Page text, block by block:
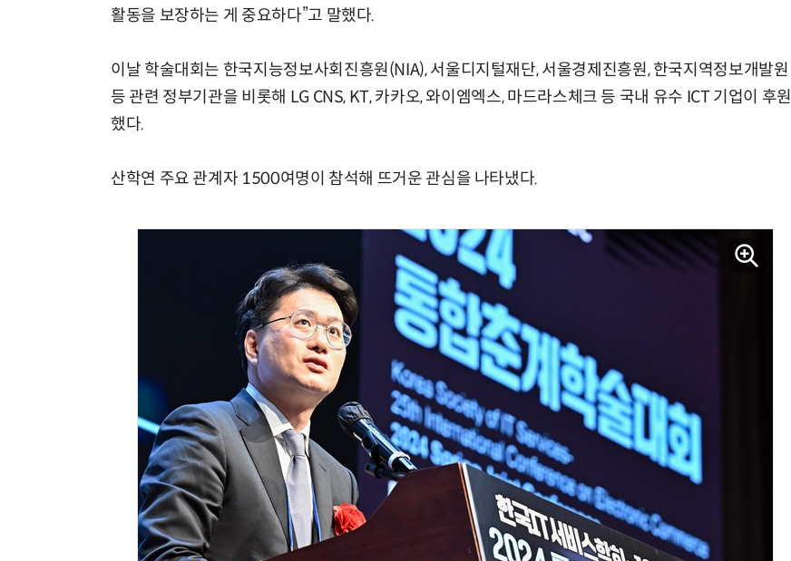
활동을 보장하는 게 중요하다”고 말했다.
이날 학술대회는 한국지능정보사회진흥원(NIA), 서울디지털재단, 서울경제진흥원, 한국지역정보개발원
등 관련 정부기관을 비롯해 LG CNS, KT, 카카오, 와이엠엑스, 마드라스체크 등 국내 유수 ICT 기업이 후원
했다.
산학연 주요 관계자 1500여명이 참석해 뜨거운 관심을 나타냈다.
“계속 쫓아왔다”…도망치던 우크라 민간인 공격한 러 자폭 드론